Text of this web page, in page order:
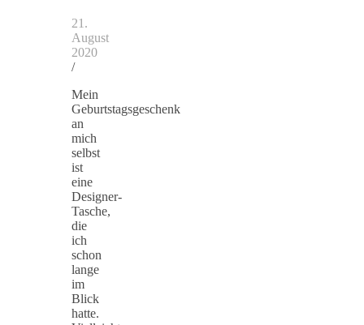
21.
August
2020
/
Mein
Geburtstagsgeschenk
an
mich
selbst
ist
eine
Designer-
Tasche,
die
ich
schon
lange
im
Blick
hatte.